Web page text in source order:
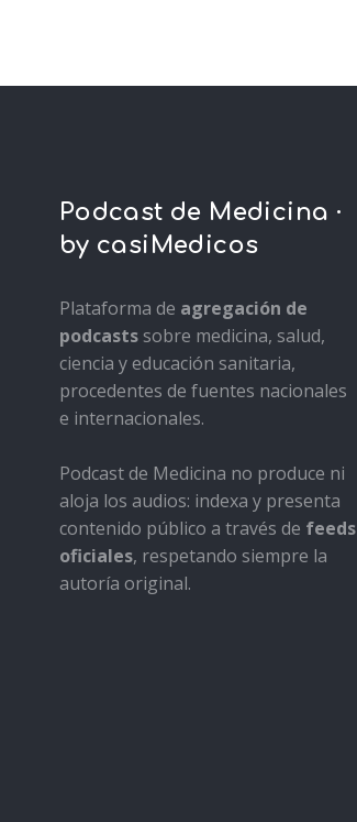
Podcast de Medicina ·
by casiMedicos
Plataforma de agregación de
podcastssobre medicina, salud,
ciencia y educación sanitaria,
procedentes de fuentes nacionales
e internacionales.
Podcast de Medicina no produce ni
aloja los audios: indexa y presenta
contenido público a través de feeds
oficiales, respetando siempre la
autoría original.